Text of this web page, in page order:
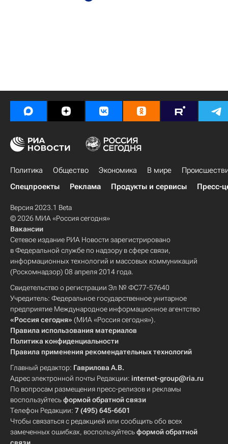
Политика Общество Экономика В мире
Спецпроекты
Реклама Продукты и сервисы Пресс-
Версия 2023.1 Beta
© 2026 МИА «Россия сегодня»
Вакансии
Сетевое издание РИА Новости зарегистрировано
в Федеральной службе по надзору в сфере связи,
информационных технологий и массовых коммуникаций
(Роскомнадзор) 08 апреля 2014 года.
Свидетельство о регистрации Эл № ФС77-57640
Учредитель: Федеральное государственное унитарное
предприятие Международное информационное агентство
«Россия сегодня» (МИА «Россия сегодня»).
Правила использования материалов
Политика конфиденциальности
Правила применения рекомендательных технологий
Главный редактор: Гаврилова А.В.
Адрес электронной почты Редакции: internet-group@ria.ru
По вопросам размещения пресс-релизов и рекламы
воспользуйтесьформой обратной связи
Телефон Редакции: 7 (495) 645-6601
Чтобы связаться с редакцией или сообщить обо всех
замеченных ошибках, воспользуйтесьформой обратной